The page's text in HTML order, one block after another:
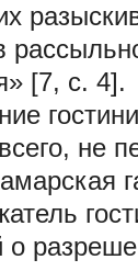
[7, с. 4].
не
о